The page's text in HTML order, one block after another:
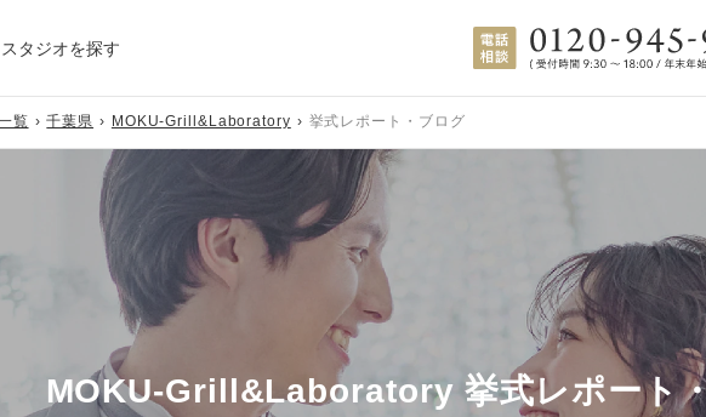
タジオを探す
覧 千葉県 MOKU-Grill&Laboratory 挙式レポート・ブログ
MOKU-Grill&Laboratory 挙式レポート